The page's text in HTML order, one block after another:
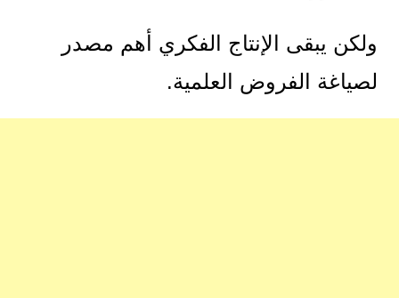
ولكن يبقى الإنتاج الفكري أهم مصدر
لصياغة الفروض العلمية.